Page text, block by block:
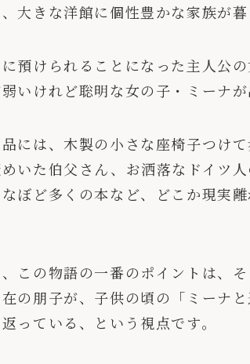
大きな洋館に個性豊かな家族が
預けられることになった主人公
いけれど聡明な女の子・ミーナ
には、木製の小さな座椅子つけ
いた伯父さん、お洒落なドイツ
ぼど多くの本など、どこか現実
、この物語の一番のポイントは、
の朋子が、子供の頃の「ミーナ
っている、という視点です。